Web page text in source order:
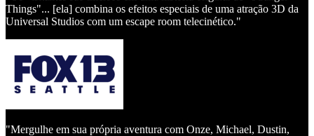
Things"... [ela] combina os efeitos especiais de uma atração 3D da
Universal Studios com um escape room telecinético."
"Mergulhe em sua própria aventura com Onze, Michael, Dustin,